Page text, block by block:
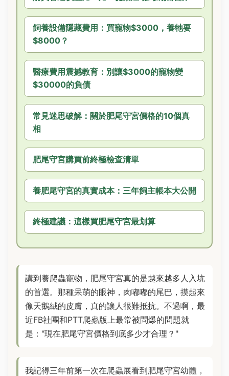
飼養設備隱藏費用：買寵物$3000，養牠要
$8000？
醫療費用震撼教育：別讓$3000的寵物變
$30000的負債
常見迷思破解：關於肥尾守宮價格的10個真
相
肥尾守宮購買前終極檢查清單
養肥尾守宮的真實成本：三年飼主帳本大公開
終極建議：這樣買肥尾守宮最划算
講到養爬蟲寵物，肥尾守宮真的是越來越多人入坑
的首選。那種呆萌的眼神，肉嘟嘟的尾巴，摸起來
像天鵝絨的皮膚，真的讓人很難抵抗。不過啊，最
近FB社團和PTT爬蟲版上最常被問爆的問題就
是："現在肥尾守宮價格到底多少才合理？"
我記得三年前第一次在爬蟲展看到肥尾守宮幼體，